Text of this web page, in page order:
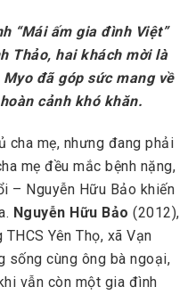
“Mái ấm gia đình Việt”
Thảo, hai khách mời là
đã góp sức mang về
cảnh khó khăn.
cha mẹ, nhưng đang phải
mẹ đều mắc bệnh nặng,
– Nguyễn Hữu Bảo khiến
Nguyễn Hữu Bảo (2012),
Yên Thọ, xã Vạn
sống cùng ông bà ngoại,
vẫn còn một gia đình